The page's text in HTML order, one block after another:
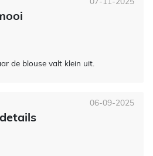
de blouse valt klein uit.
06-09-2025